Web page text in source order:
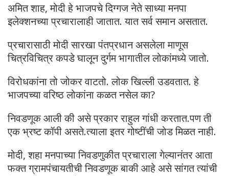
अमित शाह, मोदी हे भाजपचे दिग्गज नेते साध्या मनपा
इलेक्शनच्या प्रचारालाही जातात. यात सर्व समान असतात.
प्रचारासाठी मोदी सारखा पंतप्रधान असलेला माणूस
चित्रविचित्र कपडे घालून दुर्गम भागातील लोकांमध्ये जातो.
विरोधकांना तो जोकर वाटतो. लोक खिल्ली उडवतात. हे
भाजपच्या वरिष्ठ लोकांना कळत नसेल का?
निवडणूक आली की असे प्रकार राहुल गांधी करतात.पण ती
एक भ्रष्ट कॉपी असते.त्याला इतर गोष्टींची जोड मिळत नाही.
मोदी, शहा मनपाच्या निवडणुकीत प्रचाराला गेल्यानंतर आता
फक्त ग्रामपंचायतीची निवडणूक बाकी आहे असे सांगत त्यांची